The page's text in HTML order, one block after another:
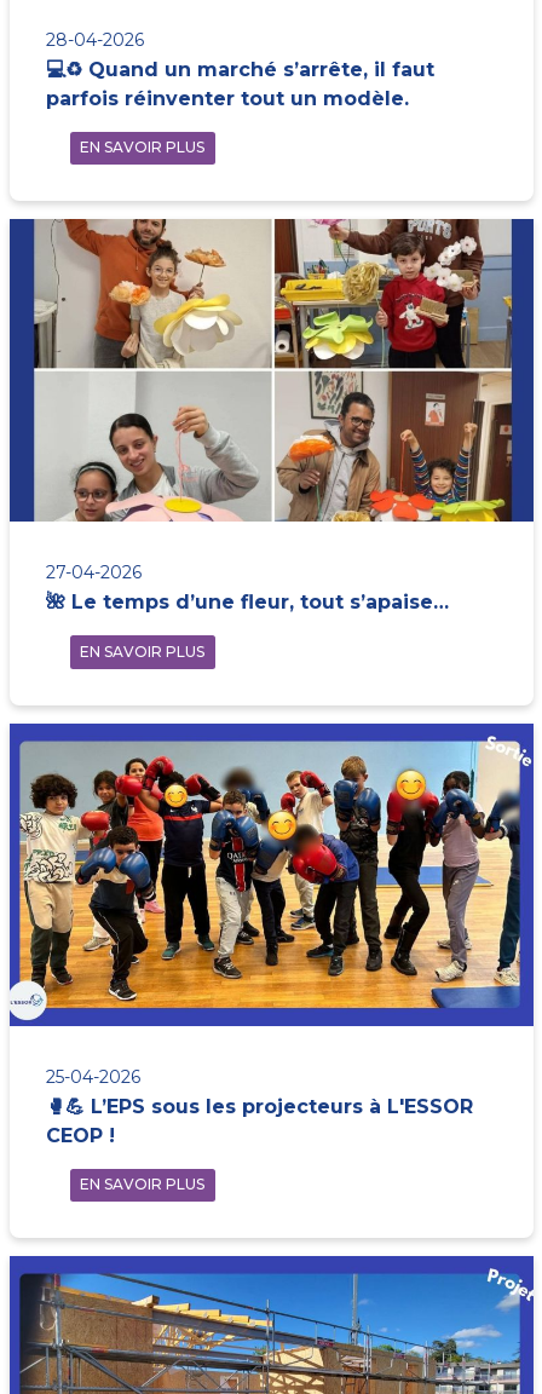
28-04-2026
💻♻️ Quand un marché s’arrête, il faut
parfois réinventer tout un modèle.
EN SAVOIR PLUS
27-04-2026
🌺 Le temps d’une fleur, tout s’apaise…
EN SAVOIR PLUS
25-04-2026
🥊💪 L’EPS sous les projecteurs à L'ESSOR
CEOP !
EN SAVOIR PLUS